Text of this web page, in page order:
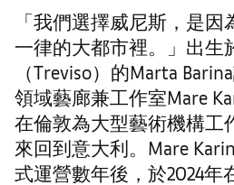
「我們選擇威尼斯，是
一律的大都市裡。」出生
（Treviso）的Marta
領域藝廊兼工作室Mare
在倫敦為大型藝術機構工
來回到意大利。Mare
式運營數年後，於2024年